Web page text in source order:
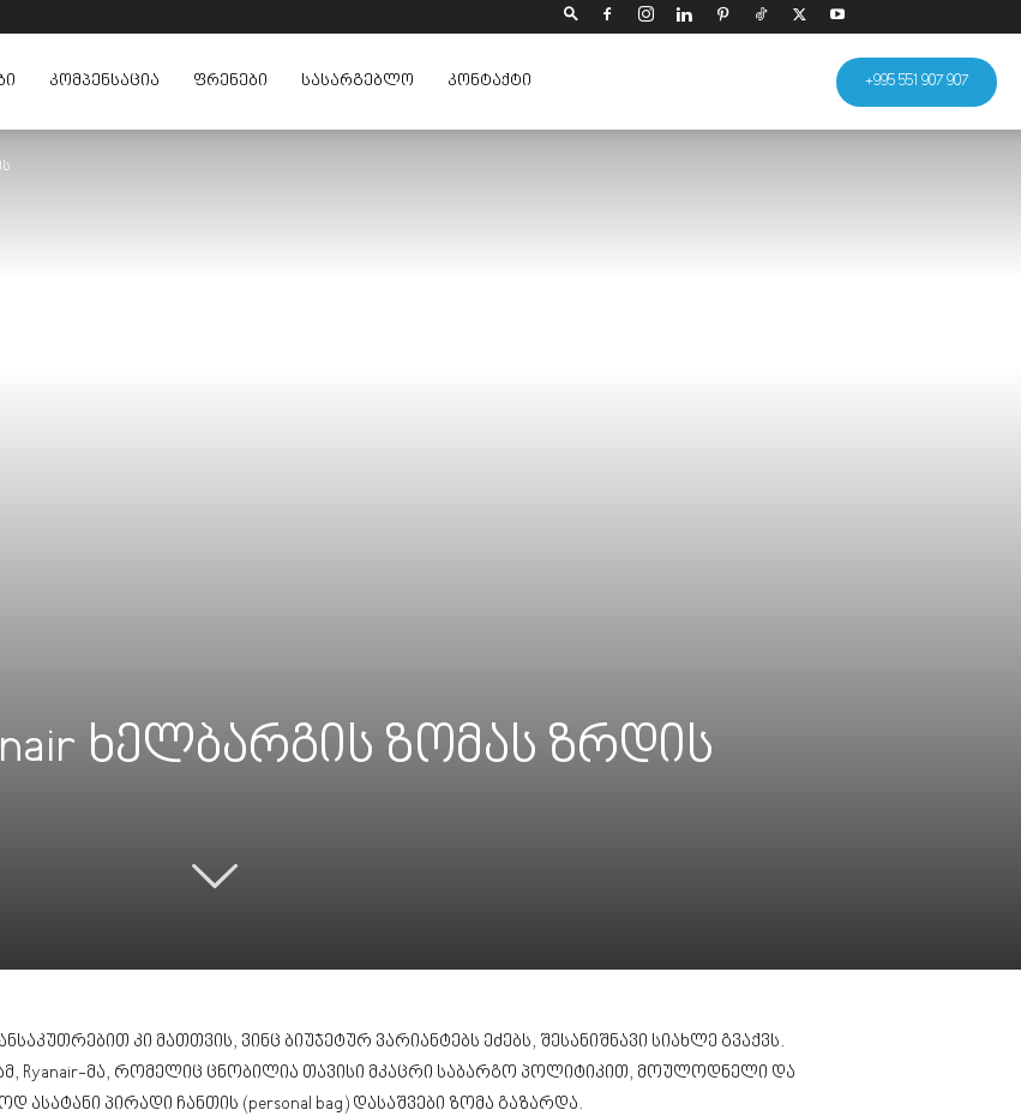
+995 551 907 907
ᲙᲝᲛᲞᲔᲜᲡᲐᲪᲘᲐ ᲤᲠᲔᲜᲔᲑᲘ ᲡᲐᲡᲐᲠᲒᲔᲑᲚᲝ ᲙᲝᲜᲢᲐᲥᲢᲘ
ხელბარგის ზომას ზრდის
კი მათთვის, ვინც ბიუჯეტურ ვარიანტებს ეძებს, შესანიშნავი სიახლე გვაქვს.
Ryanair-მა, რომელიც ცნობილია თავისი მკაცრი საბარგო პოლიტიკით, მოულოდნელი და
პირადი ჩანთის (personal bag) დასაშვები ზომა გაზარდა.